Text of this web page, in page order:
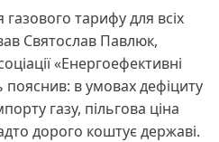
тарифу для всіх
Святослав Павлюк,
«Енергоефективні
пояснив: в умовах дефіциту
газу, пільгова ціна
дорого коштує державі.